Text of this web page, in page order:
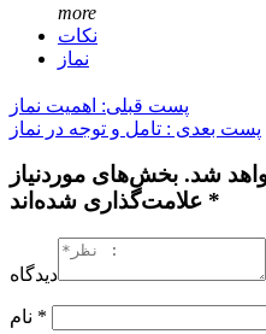
more
نکات
نماز
پست قبلی: اهمیت نماز
پست بعدی : تامل و توجه در نماز
شد. بخش‌های موردنیاز
علامت‌گذاری شده‌اند *
دیدگاه
*